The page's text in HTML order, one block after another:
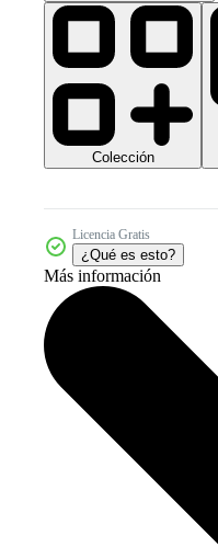
Colección
Licencia Gratis
¿Qué es esto?
Más información